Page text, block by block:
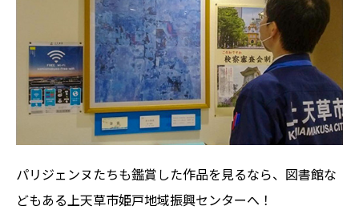
パリジェンヌたちも鑑賞した作品を見るなら、図書館な
どもある上天草市姫戸地域振興センターへ！